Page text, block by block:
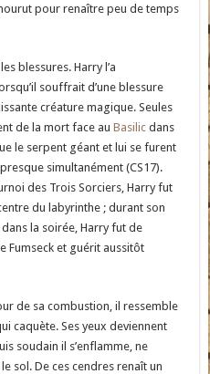
pour renaître peu de temps
blessures. Harry l’a
souffrait d’une blessure
créature magique. Seules
de la mort face auBasilic dans
le serpent géant et lui se furent
simultanément (CS17).
des Trois Sorciers, Harry fut
du labyrinthe ; durant son
la soirée, Harry fut de
Fumseck et guérit aussitôt
de sa combustion, il ressemble
caquète. Ses yeux deviennent
soudain il s’enflamme, ne
sol. De ces cendres renaît un